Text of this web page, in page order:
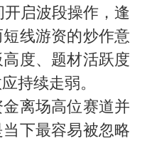
启波段操作，逢
线游资的炒作意
度、题材活跃度
持续走弱。
离场高位赛道并
下最容易被忽略